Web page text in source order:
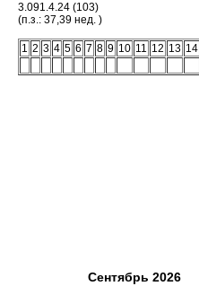
3.091.4.24 (103)
(п.з.: 37,39 нед. )
1 2 3 4 5 6 7 8 9 10 11 12 13 14
Сентябрь 2026